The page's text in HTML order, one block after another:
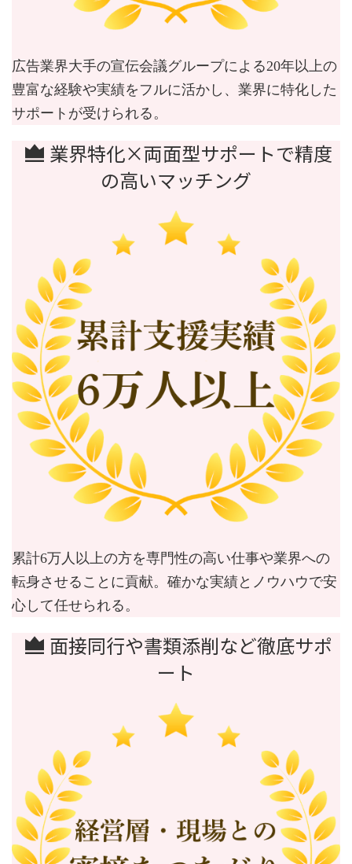
広告業界大手の宣伝会議グループによる20年以上の
豊富な経験や実績をフルに活かし、業界に特化した
サポートが受けられる。
業界特化×両面型サポートで精度
の高いマッチング
累計6万人以上の方を専門性の高い仕事や業界への
転身させることに貢献。確かな実績とノウハウで安
心して任せられる。
面接同行や書類添削など徹底サポ
ート